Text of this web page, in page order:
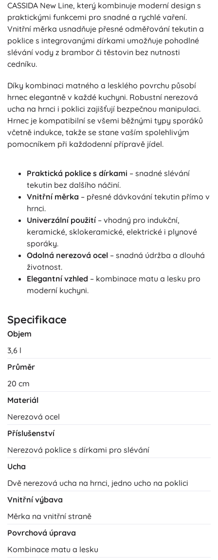
CASSIDA New Line, který kombinuje moderní design s
praktickými funkcemi pro snadné a rychlé vaření.
Vnitřní měrka usnadňuje přesné odměřování tekutin a
poklice s integrovanými dírkami umožňuje pohodlné
slévání vody z brambor či těstovin bez nutnosti
cedníku.
Díky kombinaci matného a lesklého povrchu působí
hrnec elegantně v každé kuchyni. Robustní nerezová
ucha na hrnci i poklici zajišťují bezpečnou manipulaci.
Hrnec je kompatibilní se všemi běžnými typy sporáků
včetně indukce, takže se stane vaším spolehlivým
pomocníkem při každodenní přípravě jídel.
Praktická poklice s dírkami – snadné slévání
tekutin bez dalšího náčiní.
Vnitřní měrka – přesné dávkování tekutin přímo v
hrnci.
Univerzální použití – vhodný pro indukční,
keramické, sklokeramické, elektrické i plynové
sporáky.
Odolná nerezová ocel – snadná údržba a dlouhá
životnost.
Elegantní vzhled – kombinace matu a lesku pro
moderní kuchyni.
Specifikace
Objem
3,6 l
Průměr
20 cm
Materiál
Nerezová ocel
Příslušenství
Nerezová poklice s dírkami pro slévání
Ucha
Dvě nerezová ucha na hrnci, jedno ucho na poklici
Vnitřní výbava
Měrka na vnitřní straně
Povrchová úprava
Kombinace matu a lesku